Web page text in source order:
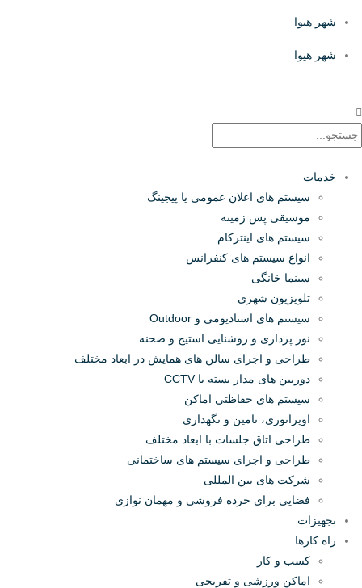
شهر هیوا
شهر هیوا
خدمات
سیستم های اعلان عمومی یا پیجینگ
موسیقی پس زمینه
سیستم های اینترکام
انواع سیستم های کنفرانس
سینما خانگی
تلویزیون شهری
سیستم های استادیومی و Outdoor
نور پردازی و روشنایی استیج و صحنه
طراحی و اجرای سالن های همایش در ابعاد مختلف
دوربین های مدار بسته یا CCTV
سیستم های حفاظتی اماکن
اوپراتوری، تامین و نگهداری
طراحی اتاق جلسات با ابعاد مختلف
طراحی و اجرای سیستم های ساختمانی
شرکت های بین المللی
فضایی برای خرده فروشی و مهمان نوازی
تجهیزات
راه کارها
کسب و کار
اماکن ورزشی و تفریحی